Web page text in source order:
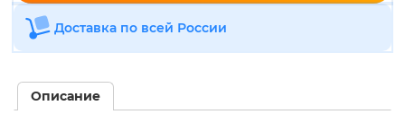
Доставка по всей России
Описание